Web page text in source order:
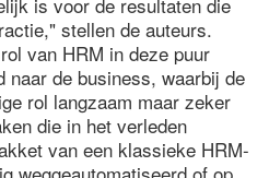
stellen de auteurs.
van HRM in deze puur
naar de business, waarbij de
rol langzaam maar zeker
die in het verleden
van een klassieke HRM-